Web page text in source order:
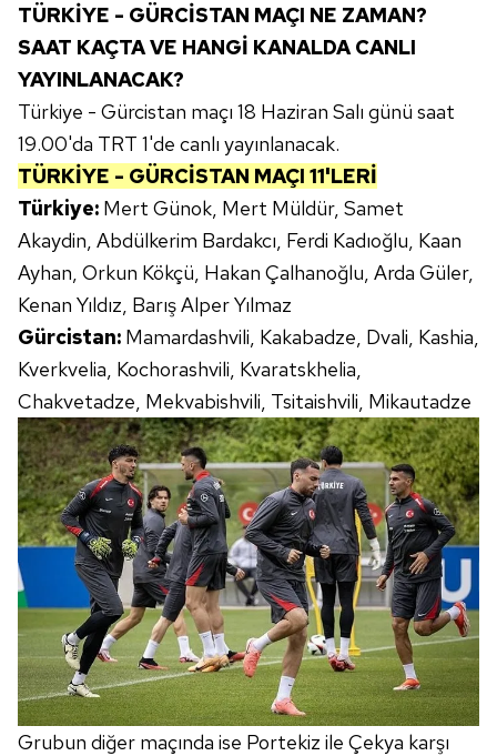
TÜRKİYE - GÜRCİSTAN MAÇI NE ZAMAN?
SAAT KAÇTA VE HANGİ KANALDA CANLI
YAYINLANACAK?
Türkiye - Gürcistan maçı 18 Haziran Salı günü saat
19.00'da TRT 1'de canlı yayınlanacak.
TÜRKİYE - GÜRCİSTAN MAÇI 11'LERİ
Türkiye: Mert Günok, Mert Müldür, Samet
Akaydin, Abdülkerim Bardakcı, Ferdi Kadıoğlu, Kaan
Ayhan, Orkun Kökçü, Hakan Çalhanoğlu, Arda Güler,
Kenan Yıldız, Barış Alper Yılmaz
Gürcistan: Mamardashvili, Kakabadze, Dvali, Kashia,
Kverkvelia, Kochorashvili, Kvaratskhelia,
Chakvetadze, Mekvabishvili, Tsitaishvili, Mikautadze
Grubun diğer maçında ise Portekiz ile Çekya karşı